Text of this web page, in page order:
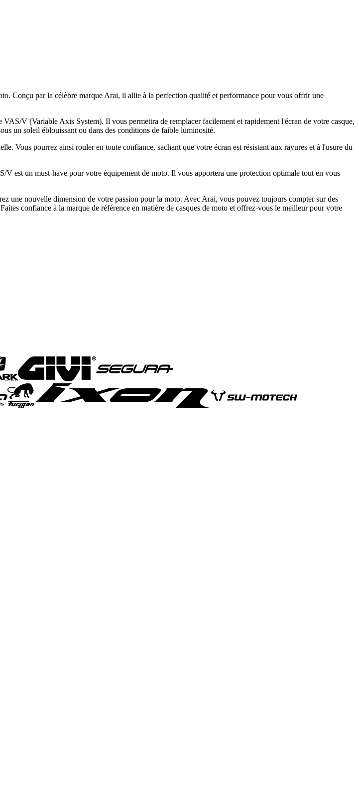
Conçu par la célèbre marque Arai, il allie à la perfection qualité et performance pour vous offrir une
V (Variable Axis System). Il vous permettra de remplacer facilement et rapidement l'écran de votre casque,
un soleil éblouissant ou dans des conditions de faible luminosité.
Vous pourrez ainsi rouler en toute confiance, sachant que votre écran est résistant aux rayures et à l'usure du
est un must-have pour votre équipement de moto. Il vous apportera une protection optimale tout en vous
une nouvelle dimension de votre passion pour la moto. Avec Arai, vous pouvez toujours compter sur des
confiance à la marque de référence en matière de casques de moto et offrez-vous le meilleur pour votre